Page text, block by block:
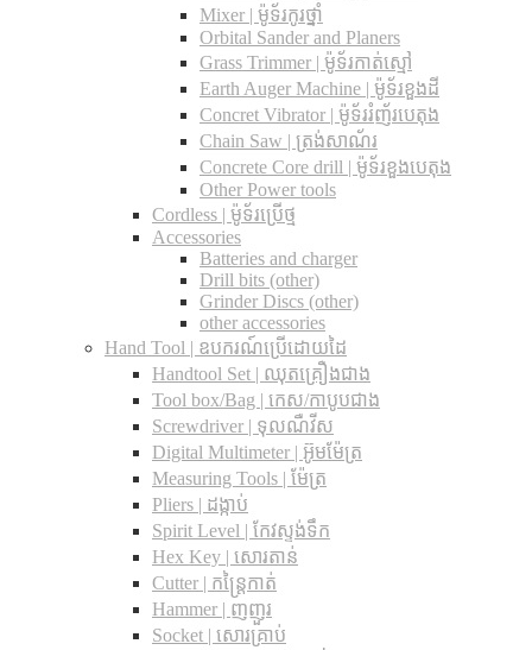
Mixer | ម៉ូទ័រកូរថ្នាំ
Orbital Sander and Planers
Grass Trimmer | ម៉ូទ័រកាត់ស្មៅ
Earth Auger Machine | ម៉ូទ័រខួងដី
Concret Vibrator | ម៉ូទ័ររំញ័របេតុង
Chain Saw | ត្រង់សាណ័រ
Concrete Core drill | ម៉ូទ័រខួងបេតុង
Other Power tools
Cordless​ | ម៉ូទ័រប្រើថ្ម
Accessories
Batteries and charger
Drill bits (other)
Grinder Discs (other)
other accessories
Hand Tool | ឧបករណ៍ប្រើដោយដៃ
Handtool Set | ឈុតគ្រឿងជាង
Tool box/Bag | កេស/កាបូបជាង
Screwdriver | ទុលណឺវីស
Digital Multimeter | អ៊ូមម៉ែត្រ
Measuring Tools | ម៉ែត្រ
Pliers | ដង្កាប់
Spirit Level | កែវស្ទង់ទឹក
Hex Key | សោរតាន់
Cutter | កន្រ្តៃកាត់
Hammer | ញញួរ
Socket | សោរគ្រាប់